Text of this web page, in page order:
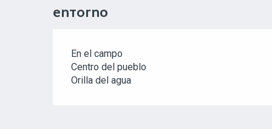
ENTORNO
En el campo
Centro del pueblo
Orilla del agua